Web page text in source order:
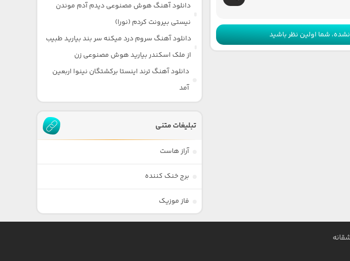
شما اولین نظر باشید
دانلود آهنگ هوش مصنوعی دیدم آدم موندن
نیستی بیرونت کردم (نورا)
دانلود آهنگ سروم درد میکنه سر بند بیارید طبیب
از ملک اسکندر بیارید هوش مصنوعی زن
دانلود آهنگ ترند اینستا برکشتگان نینوا اربعین
آمد
تبلیغات متنی
آراز هاست
برج خنک کننده
فاز موزیک